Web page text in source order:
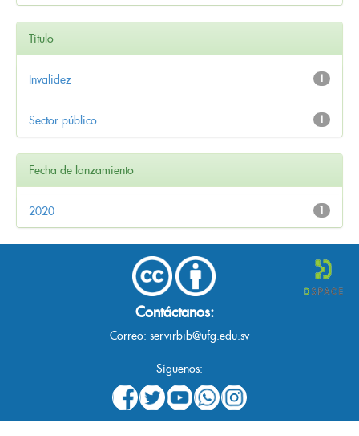
Título
1
Invalidez
1
Sector público
Fecha de lanzamiento
1
2020
Contáctanos:
Correo: servirbib@ufg.edu.sv
Síguenos: